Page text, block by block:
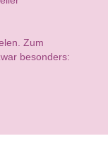
Zum
besonders: